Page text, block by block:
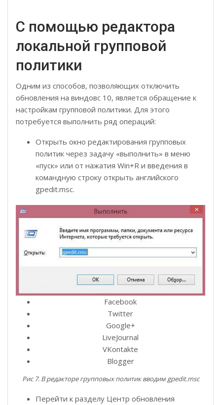
С помощью редактора
локальной групповой
политики
Одним из способов, позволяющих отключить
обновления на виндовс 10, является обращение к
настройкам групповой политики. Для этого
потребуется выполнить ряд операций:
Открыть окно редактирования групповых
политик через задачу «выполнить» в меню
«пуск» или от нажатия Win+R и введения в
командную строку открыть английского
gpedit.msc.
Facebook
Twitter
Google+
LiveJournal
VKontakte
Blogger
Рис 7. В редакторе групповых политик вводим gpedit.msc
Перейти к разделу Центр обновления